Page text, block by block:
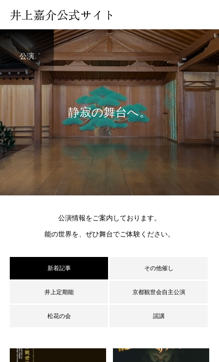
井上嘉介公式サイト
公演
静寂の舞台へ。
公演情報をご案内しております。
能の世界を、ぜひ舞台でご体験ください。
新着記事 その他催し
井上定期能 京都観世会自主公演
松花の会 謡講